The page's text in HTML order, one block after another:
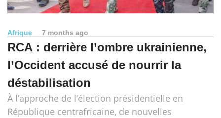
Afrique 7 months ago
RCA : derrière l’ombre ukrainienne,
l’Occident accusé de nourrir la
déstabilisation
À l’approche de l’élection présidentielle en
République centrafricaine, de nouvelles